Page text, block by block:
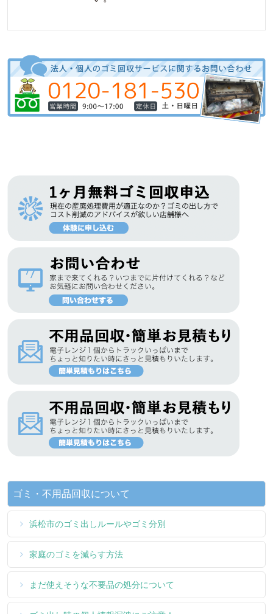
ゴミ・不用品回収について
浜松市のゴミ出しルールやゴミ分別
家庭のゴミを減らす方法
まだ使えそうな不要品の処分について